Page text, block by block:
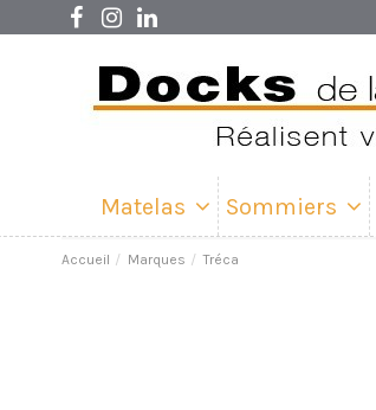
Matelas Sommiers
Accueil Marques Tréca